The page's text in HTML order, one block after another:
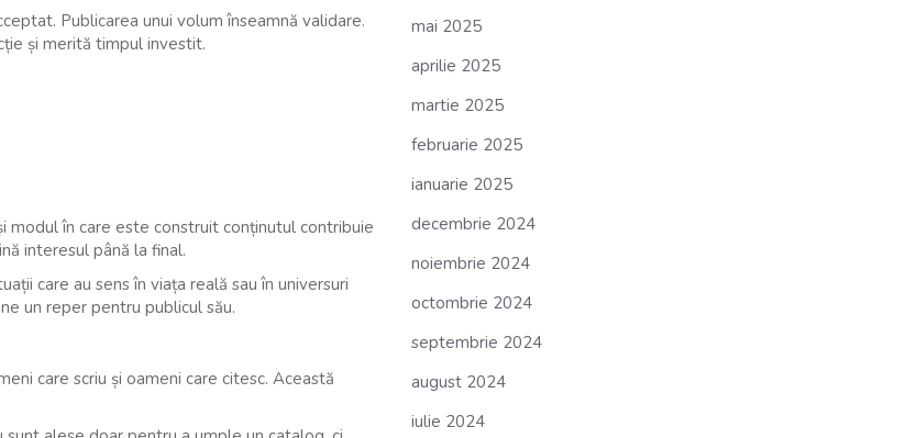
Publicarea unui volum înseamnă validare.
și merită timpul investit.
în care este construit conținutul contribuie
interesul până la final.
care au sens în viața reală sau în universuri
un reper pentru publicul său.
care scriu și oameni care citesc. Această
mai 2025
aprilie 2025
martie 2025
februarie 2025
ianuarie 2025
decembrie 2024
noiembrie 2024
octombrie 2024
septembrie 2024
august 2024
iulie 2024